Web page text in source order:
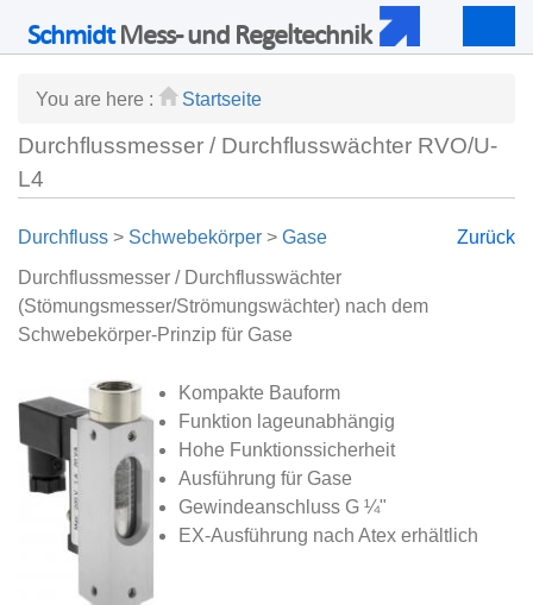
SchmidtMess- und Regeltechnik
You are here :
Startseite
Durchflussmesser / Durchflusswächter RVO/U-
L4
Zurück
Durchfluss > Schwebekörper > Gase
Durchflussmesser / Durchflusswächter
(Stömungsmesser/Strömungswächter) nach dem
Schwebekörper-Prinzip für Gase
Kompakte Bauform
Funktion lageunabhängig
Hohe Funktionssicherheit
Ausführung für Gase
Gewindeanschluss G ¼"
EX-Ausführung nach Atex erhältlich